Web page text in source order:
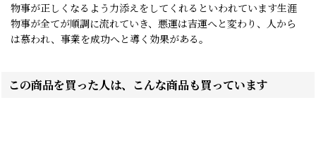
物事が正しくなるよう力添えをしてくれるといわれています生涯
物事が全てが順調に流れていき、悪運は吉運へと変わり、人から
は慕われ、事業を成功へと導く効果がある。
この商品を買った人は、こんな商品も買っています